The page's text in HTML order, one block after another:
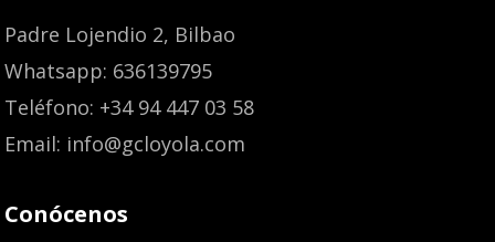
Padre Lojendio 2, Bilbao
Whatsapp: 636139795
Teléfono: +34 94 447 03 58
Email: info@gcloyola.com
Conócenos